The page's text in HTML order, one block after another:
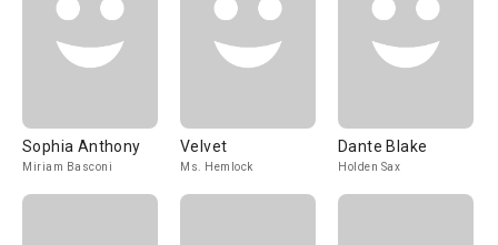
Sophia Anthony
Miriam Basconi
Velvet
Ms. Hemlock
Dante Blake
Holden Sax